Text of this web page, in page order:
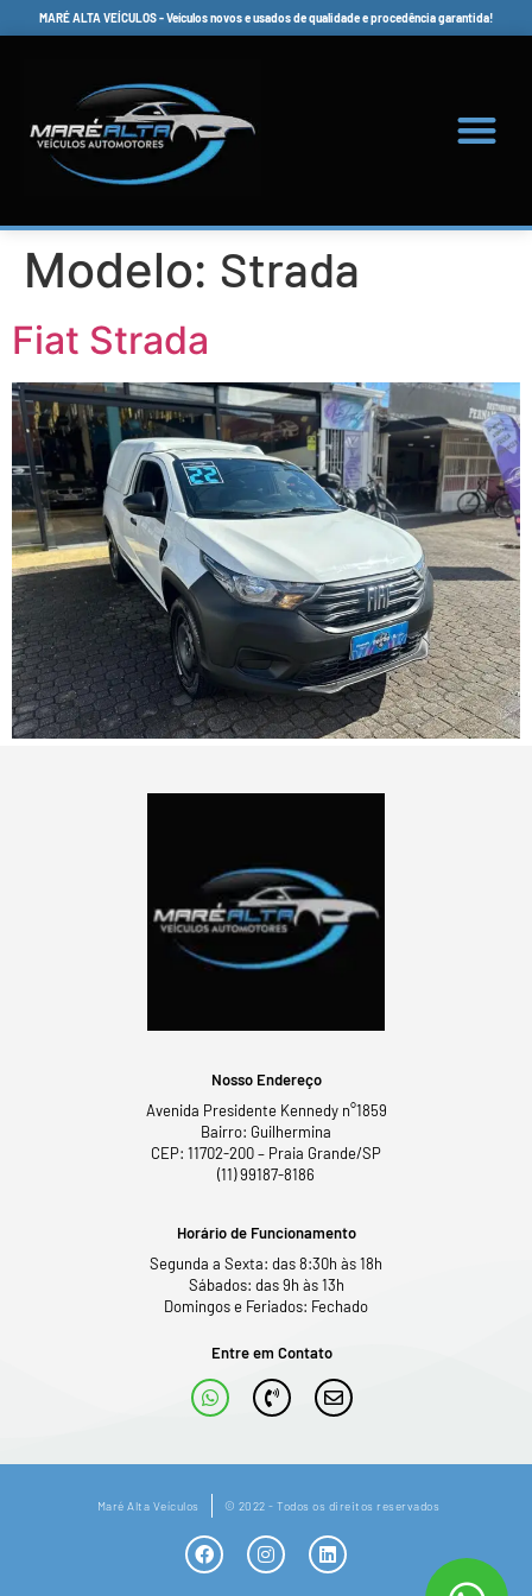
MARÉ ALTA VEÍCULOS - Veículos novos e usados de qualidade e procedência garantida!
Modelo: Strada
Fiat Strada
Nosso Endereço
Avenida Presidente Kennedy n°1859
Bairro: Guilhermina
CEP: 11702-200 – Praia Grande/SP
(11) 99187-8186
Horário de Funcionamento
Segunda a Sexta: das 8:30h às 18h
Sábados: das 9h às 13h
Domingos e Feriados: Fechado
Entre em Contato
Maré Alta Veículos © 2022 - Todos os direitos reservados